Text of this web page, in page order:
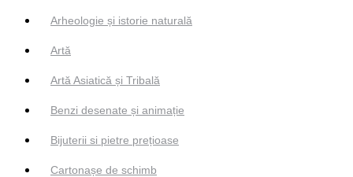
Arheologie și istorie naturală
Artă
Artă Asiatică și Tribală
Benzi desenate și animație
Bijuterii si pietre prețioase
Cartonașe de schimb